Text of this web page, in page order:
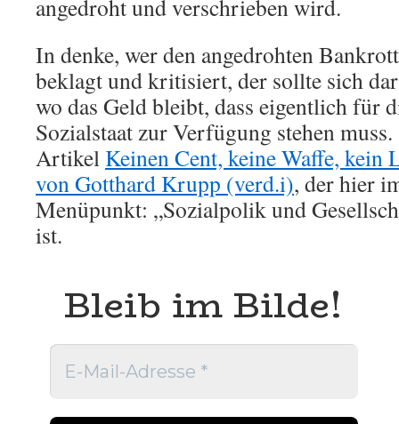
angedroht und verschrieben wird.
In denke, wer den angedrohten
beklagt und kritisiert, der sollte sich
wo das Geld bleibt, dass eigentlich für
Sozialstaat zur Verfügung stehen
Artikel Keinen Cent, keine Waffe, kein
von Gotthard Krupp (verd.i), der hier
Menüpunkt: „Sozialpolik und
ist.
Bleib im Bilde!